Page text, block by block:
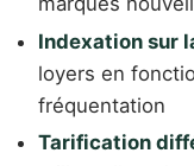
Indexation sur
loyers en
fréquentation
Tarification